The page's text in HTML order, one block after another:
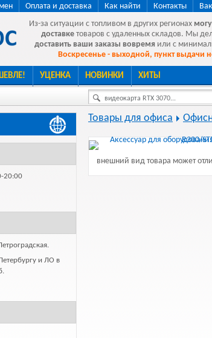
Оплата и доставка Как найти Контакты
Из-за ситуации с топливом в других регионах
доставке товаров с удаленных складов. Мы
доставить ваши заказы вовремя или с
Воскресенье - выходной, пункт выдачи
УЦЕНКА НОВИНКИ ХИТЫ
видеокарта RTX 3070...
20:00
и ЛО в
Товары для офиса
внешний вид товара может